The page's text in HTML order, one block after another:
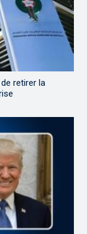
retirer la